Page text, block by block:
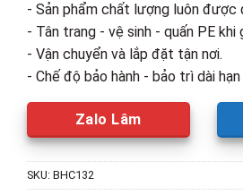
- Sản phẩm chất lượng luôn được
- Tân trang - vệ sinh - quấn PE khi
- Vận chuyển và lắp đặt tận nơi.
- Chế độ bảo hành - bảo trì dài hạn
Zalo Lâm
SKU: BHC132